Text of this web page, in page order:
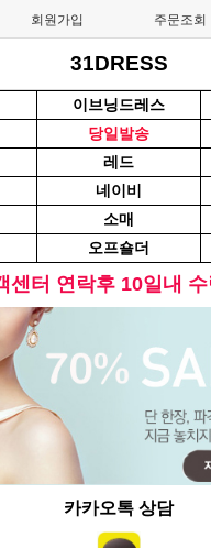
회원가입 주문조회
31DRESS
이브닝드레스
당일발송
레드
네이비
소매
오프숄더
센터 연락후 10일내
카카오톡 상담